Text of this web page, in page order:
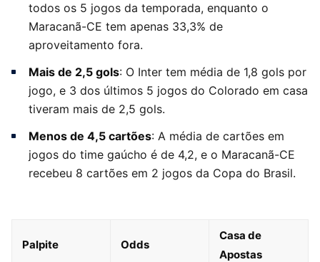
todos os 5 jogos da temporada, enquanto o
Maracanã-CE tem apenas 33,3% de
aproveitamento fora.
Mais de 2,5 gols: O Inter tem média de 1,8 gols por
jogo, e 3 dos últimos 5 jogos do Colorado em casa
tiveram mais de 2,5 gols.
Menos de 4,5 cartões: A média de cartões em
jogos do time gaúcho é de 4,2, e o Maracanã-CE
recebeu 8 cartões em 2 jogos da Copa do Brasil.
Palpite Odds
Casa de
Apostas